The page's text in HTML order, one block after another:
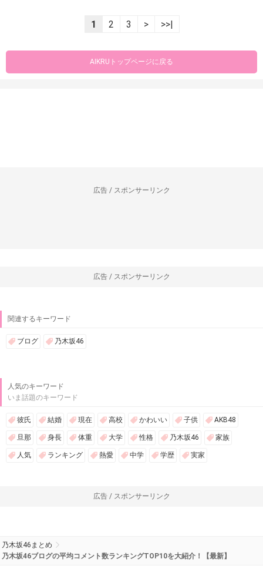
1 2 3 > >>|
AIKRUトップページに戻る
広告 / スポンサーリンク
広告 / スポンサーリンク
関連するキーワード
ブログ 乃木坂46
人気のキーワード
いま話題のキーワード
彼氏 結婚 現在 高校 かわいい 子供 AKB48
旦那 身長 体重 大学 性格 乃木坂46 家族
人気 ランキング 熱愛 中学 学歴 実家
広告 / スポンサーリンク
乃木坂46まとめ
乃木坂46ブログの平均コメント数ランキングTOP10を大紹介！【最新】